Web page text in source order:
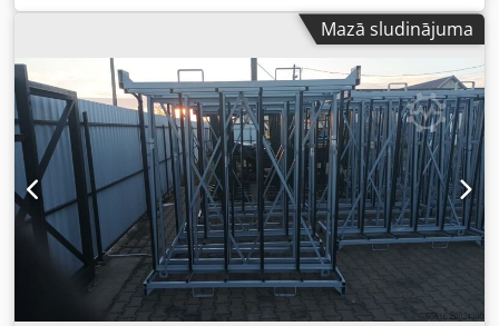
Expoglass zīmols, pieejama Dsdpezha R Ajfx Aqcekr
Mazā sludinājuma